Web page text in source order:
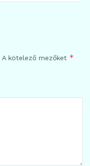
A kötelező mezőket *